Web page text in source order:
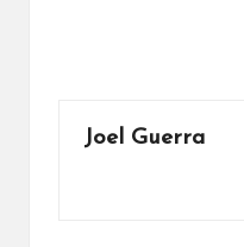
Joel Guerra